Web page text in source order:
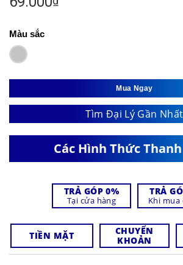
Màu sắc
Mua Ngay
Tìm Đại Lý Gần Nhất
Các Hình Thức
TRẢ GÓP 0%
Tại cửa hàng
TRẢ
Khi mua
TIỀN MẶT
CHUYỂN
KHOẢN